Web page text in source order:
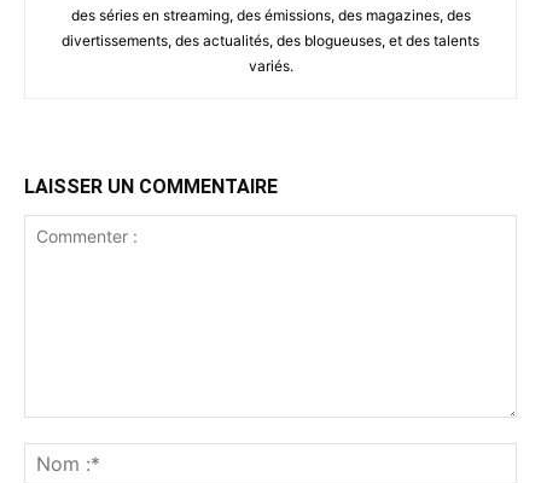
des séries en streaming, des émissions, des magazines, des
divertissements, des actualités, des blogueuses, et des talents
variés.
LAISSER UN COMMENTAIRE